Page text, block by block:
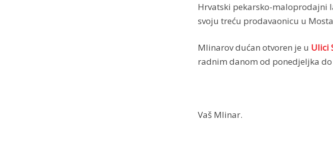
Hrvatski pekarsko-maloprodajni
svoju treću prodavaonicu u
Mlinarov dućan otvoren je u Ulici
radnim danom od ponedjeljka
Vaš Mlinar.